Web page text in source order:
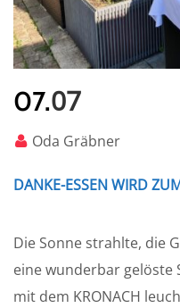
07.07
Oda Gräbner
DANKE-ESSEN WIRD
Die Sonne strahlte, die
eine wunderbar gelöste
mit dem KRONACH